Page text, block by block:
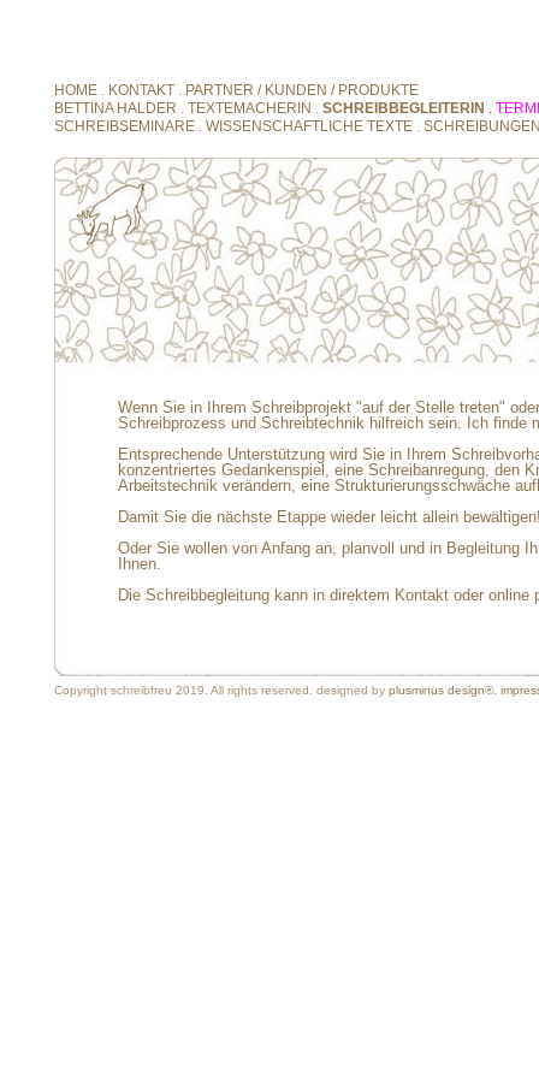
HOME . KONTAKT . PARTNER / KUNDEN / PRODUKTE
BETTINA HALDER . TEXTEMACHERIN . SCHREIBBEGLEITERIN .
SCHREIBSEMINARE. WISSENSCHAFTLICHE TEXTE.
Wenn Sie in Ihrem Schreibprojekt "auf der Stelle treten"
Schreibprozess und Schreibtechnik hilfreich sein. Ich finde
Entsprechende Unterstützung wird Sie in Ihrem
konzentriertes Gedankenspiel, eine Schreibanregung, den
Arbeitstechnik verändern, eine Strukturierungsschwäche
Damit Sie die nächste Etappe wieder leicht allein
Oder Sie wollen von Anfang an, planvoll und in Begleitung
Ihnen.
Die Schreibbegleitung kann in direktem Kontakt oder online
Copyright schreibfreu 2019. All rights reserved. designed by plusminus design®.